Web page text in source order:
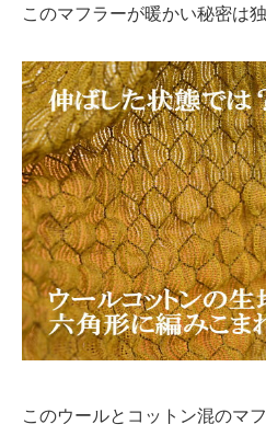
このマフラーが暖かい秘密は
このウールとコットン混のマ